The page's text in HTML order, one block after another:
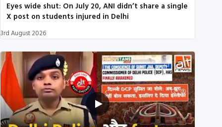
Eyes wide shut: On July 20, ANI didn’t share a single
X post on students injured in Delhi
3rd August 2026